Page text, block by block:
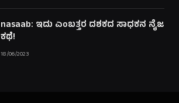
nasaab: ಇದು ಎಂಬತ್ತರ ದಶಕದ ಸಾಧಕನ ನೈಜ
ಕಥೆ!
18/06/2023